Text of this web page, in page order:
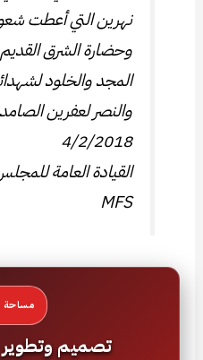
نهرين التي أعطت
وحضارة الشرق القديم.
المجد والخلود
والنصر لعفرين
4/2/2018
القيادة العامة
MFS
مساحة
تصميم وتطوير